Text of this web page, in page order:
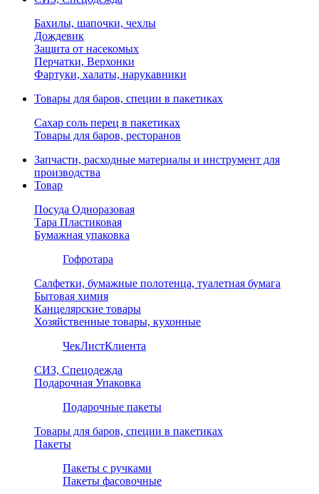
Бахилы, шапочки, чехлы
Дождевик
Защита от насекомых
Перчатки, Верхонки
Фартуки, халаты, нарукавники
Товары для баров, специи в пакетиках
Сахар соль перец в пакетиках
Товары для баров, ресторанов
Запчасти, расходные материалы и инструмент для
производства
Товар
Посуда Одноразовая
Тара Пластиковая
Бумажная упаковка
Гофротара
Салфетки, бумажные полотенца, туалетная бумага
Бытовая химия
Канцелярские товары
Хозяйственные товары, кухонные
ЧекЛистКлиента
СИЗ, Спецодежда
Подарочная Упаковка
Подарочные пакеты
Товары для баров, специи в пакетиках
Пакеты
Пакеты с ручками
Пакеты фасовочные